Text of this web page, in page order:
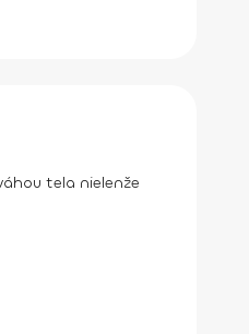
tela nielenže